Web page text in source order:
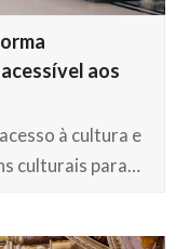
aos
à cultura e
culturais para…